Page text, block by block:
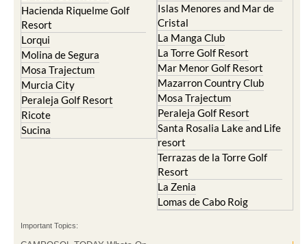
Hacienda Riquelme Golf
Resort
Lorqui
Molina de Segura
Mosa Trajectum
Murcia City
Peraleja Golf Resort
Ricote
Sucina
Islas Menores and Mar de
Cristal
La Manga Club
La Torre Golf Resort
Mar Menor Golf Resort
Mazarron Country Club
Mosa Trajectum
Peraleja Golf Resort
Santa Rosalia Lake and Life
resort
Terrazas de la Torre Golf
Resort
La Zenia
Lomas de Cabo Roig
Important Topics: